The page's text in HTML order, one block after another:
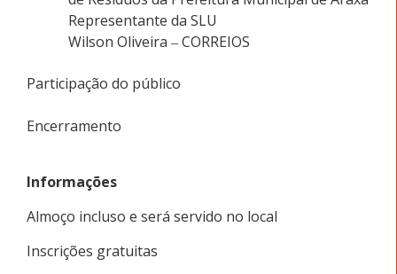
Representante da SLU
Wilson Oliveira–CORREIOS
Participação do público
Encerramento
Informações
Almoço incluso e será servido no local
Inscrições gratuitas